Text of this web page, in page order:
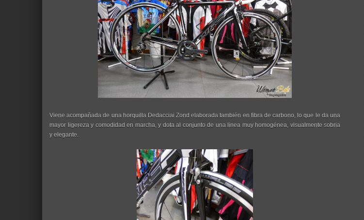
Viene acompañada de una horquilla Dedacciai Zond elaborada también en fibra de carbono, lo que le da una
mayor ligereza y comodidad en marcha, y dota al conjunto de una linea muy homogénea, visualmente sobria
y elegante.